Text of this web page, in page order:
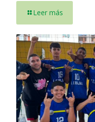
Leer más